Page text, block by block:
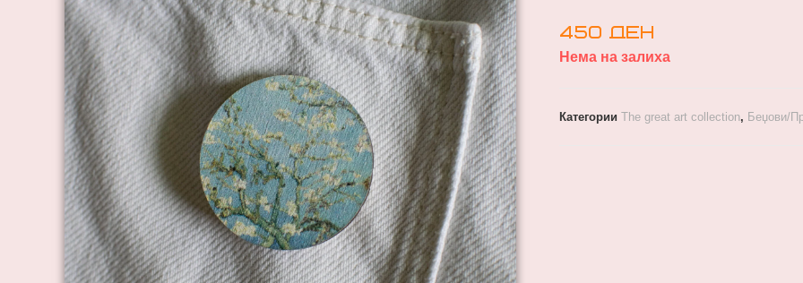
450 ден
Нема на залиха
Категории The great art collection, Беџови/